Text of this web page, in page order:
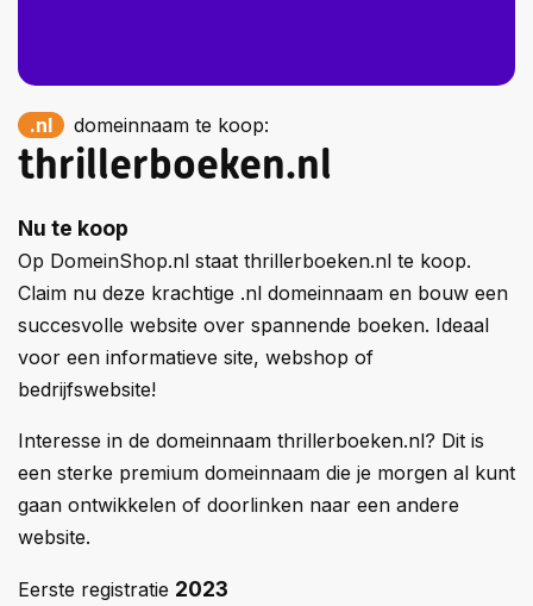
.nl domeinnaam te koop:
thrillerboeken.nl
Nu te koop
Op DomeinShop.nl staat thrillerboeken.nl te koop.
Claim nu deze krachtige .nl domeinnaam en bouw een
succesvolle website over spannende boeken. Ideaal
voor een informatieve site, webshop of
bedrijfswebsite!
Interesse in de domeinnaam thrillerboeken.nl? Dit is
een sterke premium domeinnaam die je morgen al kunt
gaan ontwikkelen of doorlinken naar een andere
website.
Eerste registratie 2023